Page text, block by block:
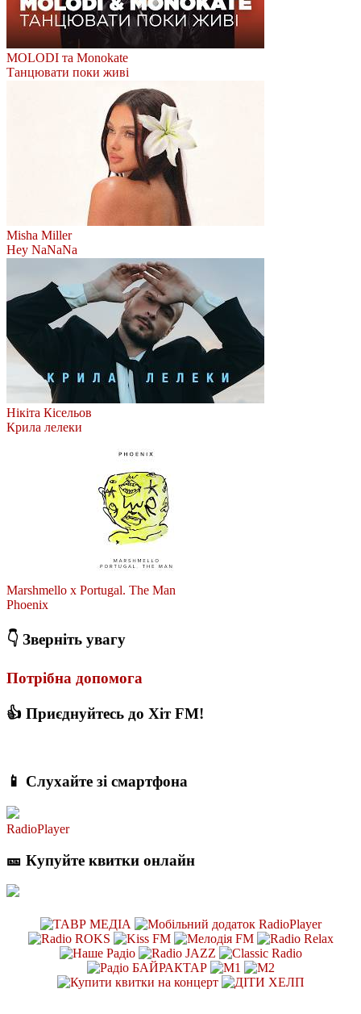
MOLODI та Monokate
Танцювати поки живі
Misha Miller
Hey NaNaNa
Нікіта Кісельов
Крила лелеки
Marshmello x Portugal. The Man
Phoenix
👇 Зверніть увагу
Потрібна допомога
👍 Приєднуйтесь до Хіт FM!
📱 Слухайте зі смартфона
RadioPlayer
🎫 Купуйте квитки онлайн